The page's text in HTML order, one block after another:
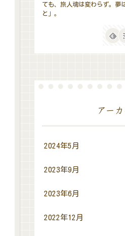
ても、旅人魂は変わらず。夢
と」。
アー
2024年5月
2023年9月
2023年6月
2022年12月